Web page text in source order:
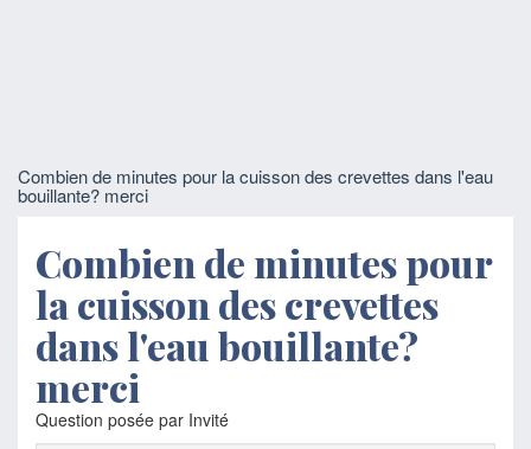
Combien de minutes pour la cuisson des crevettes dans l'eau
bouillante? merci
Combien de minutes pour
la cuisson des crevettes
dans l'eau bouillante?
merci
Question posée par Invité